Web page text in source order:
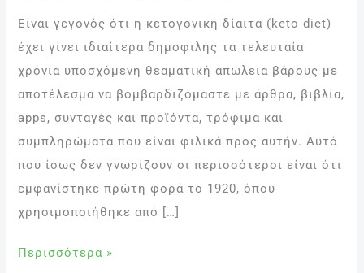
Είναι γεγονός ότι η κετογονική δίαιτα (keto diet)
έχει γίνει ιδιαίτερα δημοφιλής τα τελευταία
χρόνια υποσχόμενη θεαματική απώλεια βάρους με
αποτέλεσμα να βομβαρδιζόμαστε με άρθρα, βιβλία,
apps, συνταγές και προϊόντα, τρόφιμα και
συμπληρώματα που είναι φιλικά προς αυτήν. Αυτό
που ίσως δεν γνωρίζουν οι περισσότεροι είναι ότι
εμφανίστηκε πρώτη φορά το 1920, όπου
χρησιμοποιήθηκε από […]
Περισσότερα »